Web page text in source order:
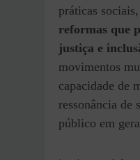
práticas sociais,
reformas que
justiça e
movimentos
capacidade de
ressonância de
público em